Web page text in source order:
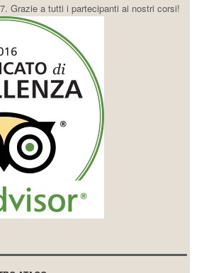
Grazie a tutti i partecipanti ai nostri corsi!